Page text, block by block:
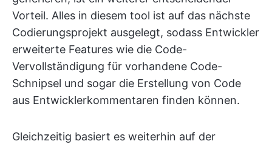
Vorteil. Alles in diesem tool ist auf das nächste
Codierungsprojekt ausgelegt, sodass Entwickler
erweiterte Features wie die Code-
Vervollständigung für vorhandene Code-
Schnipsel und sogar die Erstellung von Code
aus Entwicklerkommentaren finden können.
Gleichzeitig basiert es weiterhin auf der